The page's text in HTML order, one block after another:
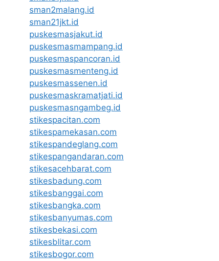
sman2malang.id
sman21jkt.id
puskesmasjakut.id
puskesmasmampang.id
puskesmaspancoran.id
puskesmasmenteng.id
puskesmassenen.id
puskesmaskramatjati.id
puskesmasngambeg.id
stikespacitan.com
stikespamekasan.com
stikespandeglang.com
stikespangandaran.com
stikesacehbarat.com
stikesbadung.com
stikesbanggai.com
stikesbangka.com
stikesbanyumas.com
stikesbekasi.com
stikesblitar.com
stikesbogor.com